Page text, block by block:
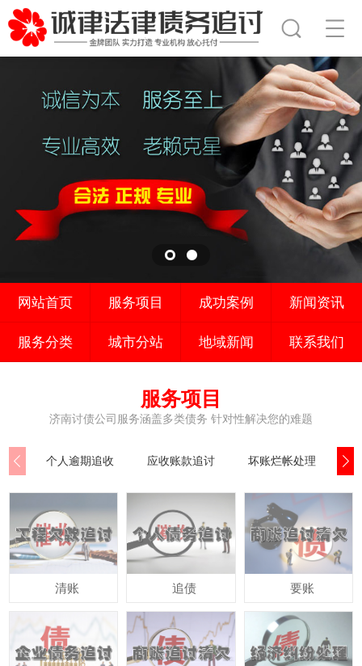
网站首页 服务项目 成功案例 新闻资讯
服务分类 城市分站 地域新闻 联系我们
服务项目
济南讨债公司服务涵盖多类债务 针对性解决您的难题
个人逾期追收 应收账款追讨 坏账烂帐处理
清账 追债 要账